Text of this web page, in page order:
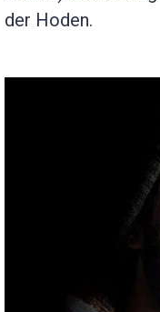
der Hoden.